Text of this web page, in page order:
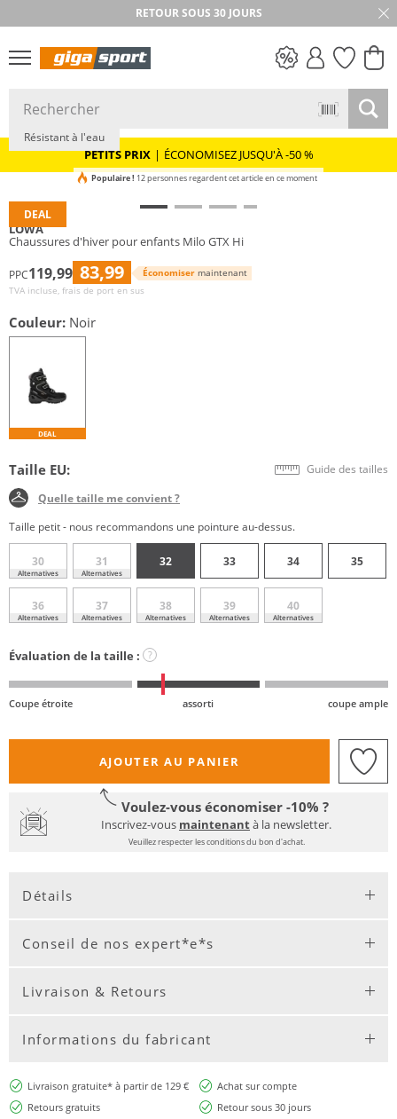
RETOUR SOUS 30 JOURS
PETITS PRIX
PETITS PRIX | ÉCONOMISEZ JUSQU'À -50 %
DEAL
GORE-TEX
Résistant à l'eau
Populaire ! 12 personnes regardent cet article en ce moment
LOWA
Chaussures d'hiver pour enfants Milo GTX Hi
PPC119,99 83,99 Économiser maintenant
TVA incluse, frais de port en sus
Couleur: Noir
DEAL
Taille EU: Guide des tailles
Quelle taille me convient ?
Taille petit - nous recommandons une pointure au-dessus.
30
Alternatives
31
Alternatives
32 33 34 35
36
Alternatives
37
Alternatives
38
Alternatives
39
Alternatives
40
Alternatives
Évaluation de la taille : ?
Coupe étroite assorti coupe ample
AJOUTER AU PANIER
Voulez-vous économiser -10% ?
Inscrivez-vous maintenantà la newsletter.
Veuillez respecter les conditions du bon d'achat.
Détails
Conseil de nos expert*e*s
Livraison & Retours
Informations du fabricant
Livraison gratuite* à partir de 129 €
Achat sur compte
Retours gratuits
Retour sous 30 jours